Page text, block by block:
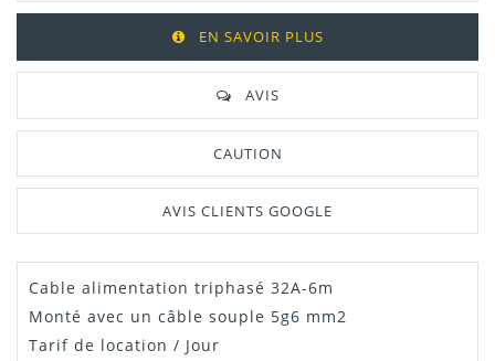
EN SAVOIR PLUS
AVIS
CAUTION
AVIS CLIENTS GOOGLE
Dispo
Cable alimentation triphasé 32A-6m
Monté avec un câble souple 5g6 mm2
Tarif de location / Jour